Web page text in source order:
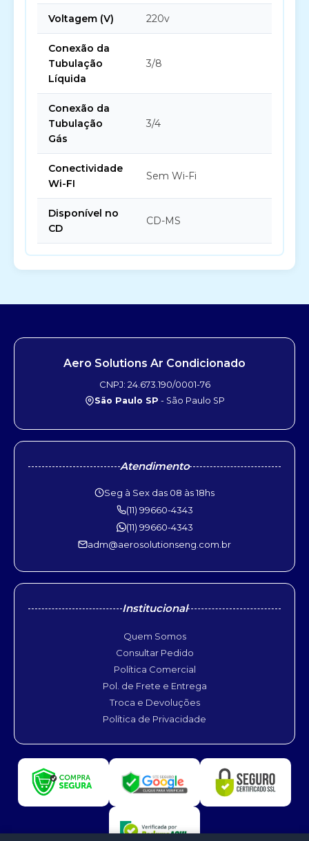
Voltagem (V) 220v
Conexão da
Tubulação
Líquida
3/8
Conexão da
Tubulação
Gás
3/4
Conectividade
Wi-FI
Sem Wi-Fi
Disponível no
CD
CD-MS
Aero Solutions Ar Condicionado
CNPJ: 24.673.190/0001-76
São Paulo SP - São Paulo SP
Atendimento
Seg à Sex das 08 às 18hs
(11) 99660-4343
(11) 99660-4343
adm@aerosolutionseng.com.br
Institucional
Quem Somos
Consultar Pedido
Política Comercial
Pol. de Frete e Entrega
Troca e Devoluções
Política de Privacidade